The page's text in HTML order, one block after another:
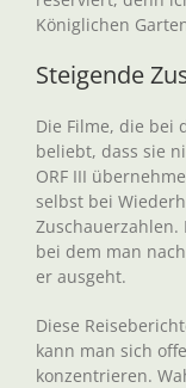
Königlichen
Steigende
Die Filme, die bei
beliebt, dass sie
ORF III
selbst bei
bei dem man
er ausgeht.
Diese
kann man sich
konzentrieren.